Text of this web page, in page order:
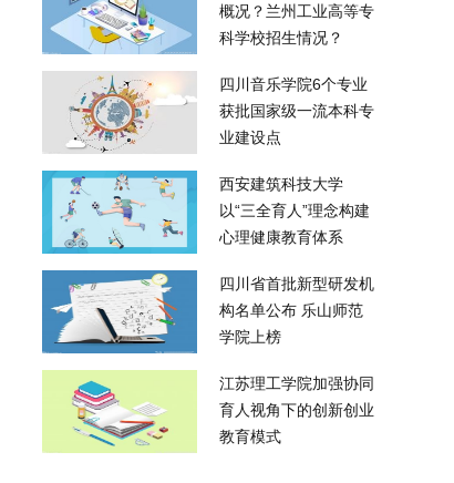
概况？兰州工业高等专
科学校招生情况？
四川音乐学院6个专业
获批国家级一流本科专
业建设点
西安建筑科技大学
以“三全育人”理念构建
心理健康教育体系
四川省首批新型研发机
构名单公布 乐山师范
学院上榜
江苏理工学院加强协同
育人视角下的创新创业
教育模式